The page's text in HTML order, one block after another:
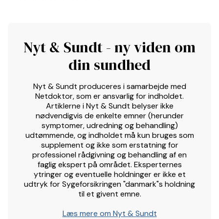
Nyt & Sundt - ny viden om
din sundhed
Nyt & Sundt produceres i samarbejde med
Netdoktor, som er ansvarlig for indholdet.
Artiklerne i Nyt & Sundt belyser ikke
nødvendigvis de enkelte emner (herunder
symptomer, udredning og behandling)
udtømmende, og indholdet må kun bruges som
supplement og ikke som erstatning for
professionel rådgivning og behandling af en
faglig ekspert på området. Eksperternes
ytringer og eventuelle holdninger er ikke et
udtryk for Sygeforsikringen "danmark"s holdning
til et givent emne.
Læs mere om Nyt & Sundt